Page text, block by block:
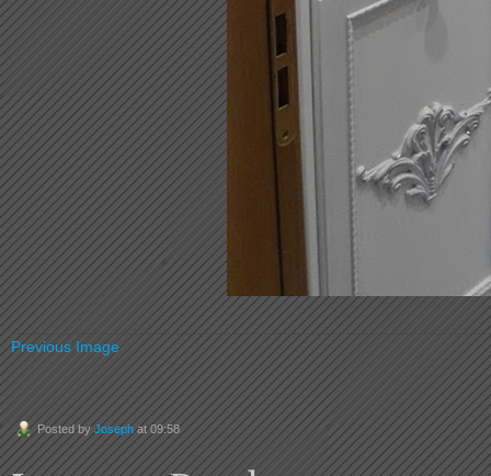
Previous Image
Posted byJosephat 09:58